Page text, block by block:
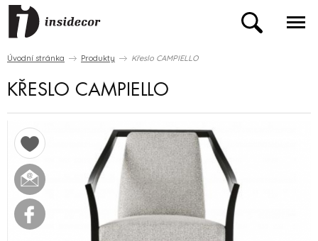
Úvodní stránka Produkty Křeslo CAMPIELLO
KŘESLO CAMPIELLO